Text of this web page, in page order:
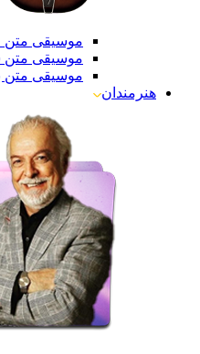
موسیقی متن
موسیقی متن
موسیقی متن
هنرمندان